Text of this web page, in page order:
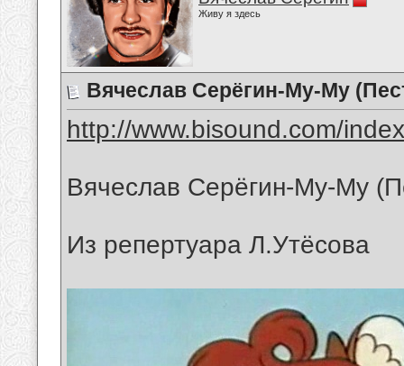
Живу я здесь
Вячеслав Серёгин-Му-Му
http://www.bisound.com/
Вячеслав Серёгин-Му-Му
Из репертуара Л.Утёсова